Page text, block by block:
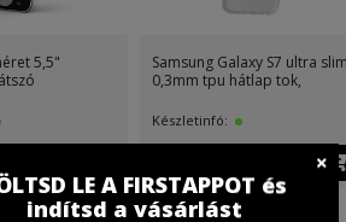
Univerzális méret 4,7"
üvegfólia, átlátszó
Készletinfó:
LE A FIRSTAPPOT és
indítsd a vásárlást